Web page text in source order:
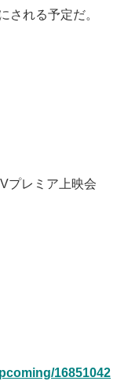
される予定だ。
プレミア上映会
16851042